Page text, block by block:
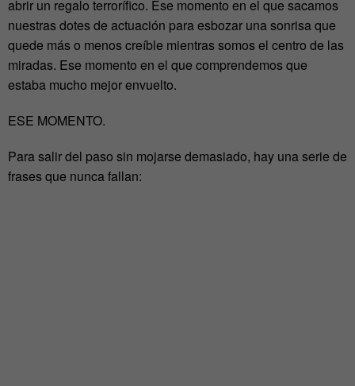
abrir un regalo terrorífico. Ese momento en el que sacamos
nuestras dotes de actuación para esbozar una sonrisa que
quede más o menos creíble mientras somos el centro de las
miradas. Ese momento en el que comprendemos que
estaba mucho mejor envuelto.
ESE MOMENTO.
Para salir del paso sin mojarse demasiado, hay una serie de
frases que nunca fallan: